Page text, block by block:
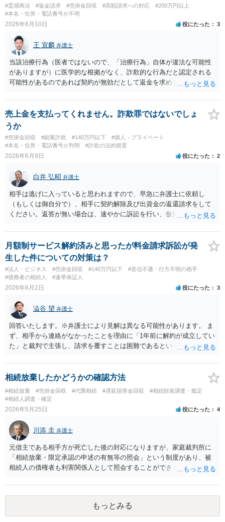
討することも視野に入れてください。
#霊感商法 #返金請求 #売掛金回収 #高額請求への対応
#200万円以上
#本名・住所・電話番号が不明
2026年6月10日 役にたった 3
王 宣麟 弁護士
当該治療行為（医者ではないので、「治療行為」自体が違法な可能性
がありますが）に医学的な根拠がなく、詐欺的な行為だと認定される
可能性があるのであれば契約が無効だとして返金を求める可能性があ
いては、加害者に資金がないことを理由に、回収が出来ずに案件が終
了することもありますので、お手元にある相手方を特定するための証
拠や契約書類、説明資料等を含めて弁護士に相談されるのをお勧めし
ます。
売上金を支払ってくれません。詐欺罪ではないでしょ
うか
#売掛金回収 #副業詐欺 #140万円以下
#個人・プライベート
#本名・住所・電話番号が判明
#詐欺の法的措置
2026年6月9日 役にたった 2
白井 弘昭 弁護士
相手は逃げに入っていると思われますので、早急に弁護士に依頼し
（もしくは御自分で）、相手に契約解除及び出資金の返還請求をして
ください。返答が無い場合は、速やかに訴訟を行い、仮処分で、相手
相手方からの未払金が生じている出資者が何人もいて、最初から出資
者を騙すつもりだったことが明らかな場合は詐欺罪に問える可能性が
ありますが、出資、配当金の未払いという関係だけでしたら、中々詐
欺罪までには問えないと思われます。 未収穫分の損害につきまして
は、契約を見ないと判断できないように思われますが、出資金の返還
は求めることができるように思われます。 以上、ご参考まで。
月額制サービス解約済みと思ったが料金請求訴訟が発
生した件についての対策は？
#法人・ビジネス #売掛金回収 #140万円以下
#音信不通・行方不明の相手
#債務者の相続人
#連帯保証人
2026年6月2日 役にたった 3
澁谷 望 弁護士
回答いたします。※弁護士により見解は異なる可能性があります。 ま
ず、相手から連絡がなかったことを理由に「1年前に解約が成立してい
た」と裁判で主張し、請求を覆すことは困難であるというのが私の見
上、その時点で解約の合意は成立していません。また、多くの法人向
けサービスでは規約で解約方法（書面提出など）が厳格に定められて
いるため、電話口のやり取りだけでは有効な解約と認められない可能
性が高いです。 訴状が届いている以上、何も対応せずに放置すると、
相手の請求どおりの判決が下され、法人の口座などを差し押さえられ
くの弁護士事務所へ直接相談され、第1回期日に向けた裁判への対応
（答弁書の提出など）を進めるのが最も手堅い対応と考えられます。
相続放棄したかどうかの確認方法
#相続放棄 #売掛金回収 #代襲相続 #遅延損害金回収
#相続財産調査・鑑定
#相続人調査・確定
2026年5月25日 役にたった 4
川添 圭 弁護士
元借主である相手方が死亡した後の対応になりますが、家庭裁判所に
「相続放棄・限定承認の申述の有無等の照会」という制度があり、被
相続人の債権者も利害関係人として照会することができます。照会を
して被相続人の最後の住所地を管轄する家庭裁判所）となります。照
会申請者の本人確認資料のほか、被相続人の相続関係の戸籍謄本類や
債権の存在を示す証拠資料などが必要になります。裁判所ウェブサイ
トで案内されていることが多いので、管轄裁判所のホームページを確
もっとみる